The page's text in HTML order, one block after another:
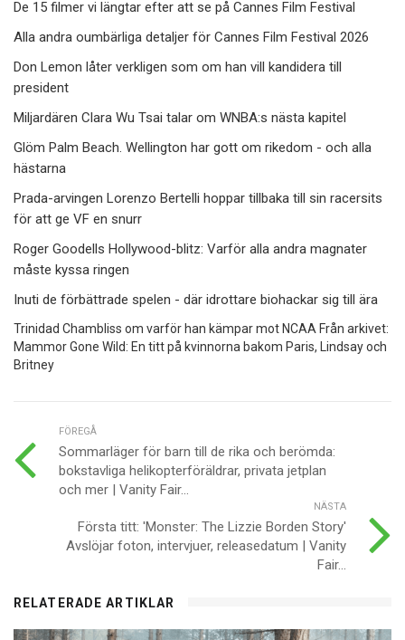
De 15 filmer vi längtar efter att se på Cannes Film Festival
Alla andra oumbärliga detaljer för Cannes Film Festival 2026
Don Lemon låter verkligen som om han vill kandidera till
president
Miljardären Clara Wu Tsai talar om WNBA:s nästa kapitel
Glöm Palm Beach. Wellington har gott om rikedom - och alla
hästarna
Prada-arvingen Lorenzo Bertelli hoppar tillbaka till sin racersits
för att ge VF en snurr
Roger Goodells Hollywood-blitz: Varför alla andra magnater
måste kyssa ringen
Inuti de förbättrade spelen - där idrottare biohackar sig till ära
Trinidad Chambliss om varför han kämpar mot NCAA Från arkivet:
Mammor Gone Wild: En titt på kvinnorna bakom Paris, Lindsay och
Britney
FÖREGÅ
Sommarläger för barn till de rika och berömda:
bokstavliga helikopterföräldrar, privata jetplan
och mer | Vanity Fair...
NÄSTA
Första titt: 'Monster: The Lizzie Borden Story'
Avslöjar foton, intervjuer, releasedatum | Vanity
Fair...
RELATERADE ARTIKLAR